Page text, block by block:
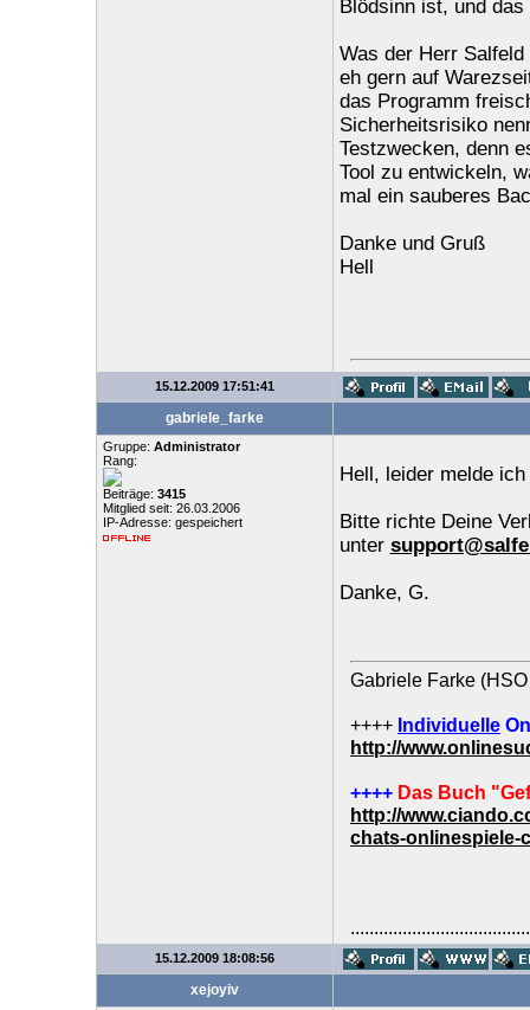
Blödsinn ist, und
Was der Herr
eh gern auf
das Programm
Sicherheitsrisiko
Testzwecken, denn
Tool zu entwickeln,
mal ein sauberes
Danke und Gruß
Hell
15.12.2009 17:51:41
gabriele_farke
Gruppe: Administrator
Rang:
Beiträge: 3415
Mitglied seit: 26.03.2006
IP-Adresse: gespeichert
Hell, leider melde
Bitte richte Deine
unter
Danke, G.
Gabriele Farke (HSO
++++ Individuelle
http://
++++ Das Buch
http://
chats-onlinespiele-
15.12.2009 18:08:56
xejoyiv